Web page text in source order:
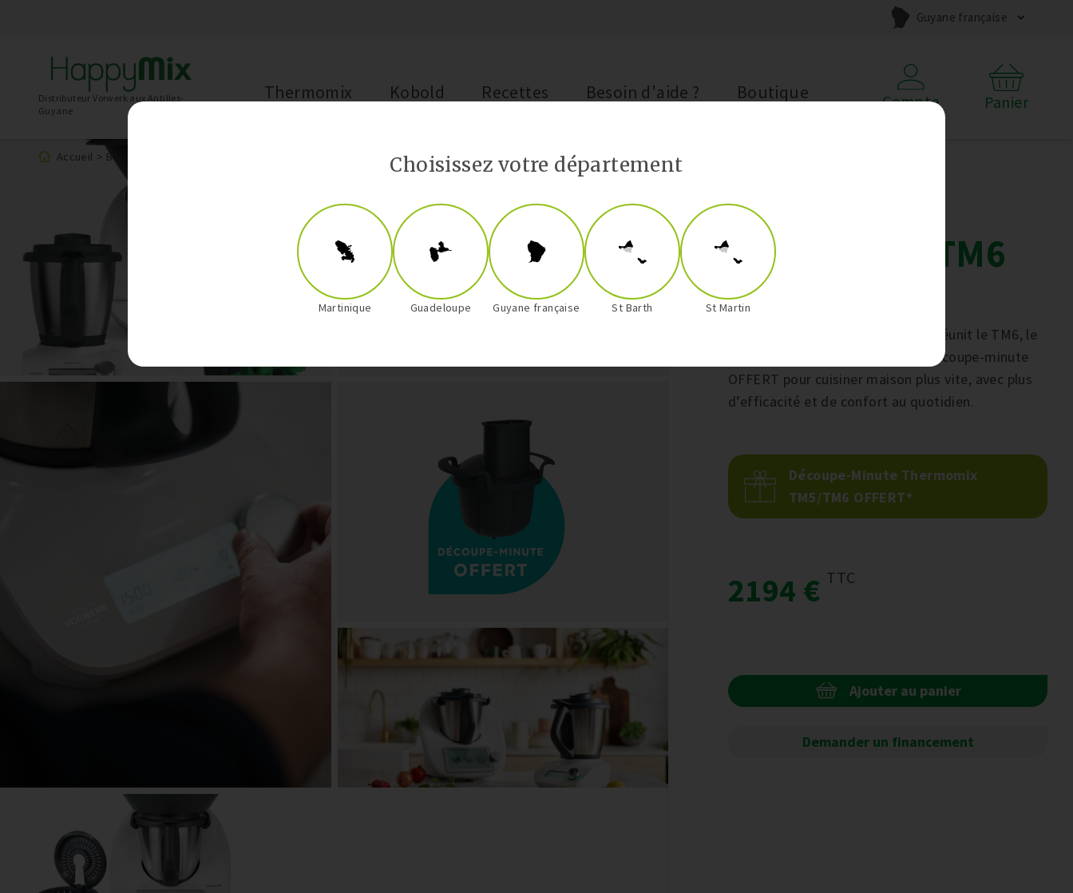
Guyane française
Distributeur Vorwerk aux Antilles-
Guyane
Thermomix Kobold Recettes Besoin d'aide ? Boutique Compte Panier
Accueil > Boutique
Offre Trio
Thermomix TM6
Avril
L’Offre Trio Thermomix de mars réunit le TM6, le
Thermomix Friend à -50% et le découpe-minute
OFFERT pour cuisiner maison plus vite, avec plus
d’efficacité et de confort au quotidien.
Découpe-Minute Thermomix
TM5/TM6 OFFERT*
2194 € TTC
Ajouter au panier
Demander un financement
Choisissez votre département
Martinique Guadeloupe Guyane française St Barth St Martin